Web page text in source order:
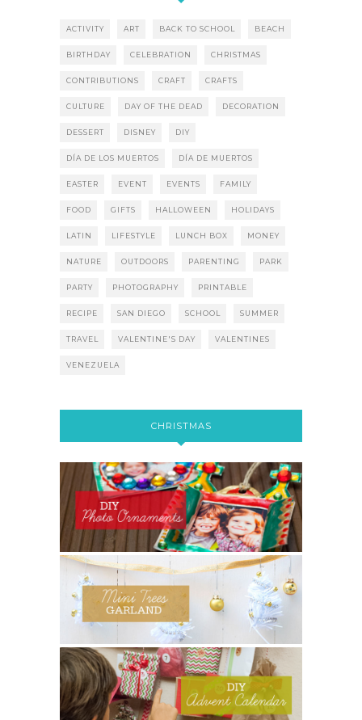
ACTIVITY ART BACK TO SCHOOL BEACH
BIRTHDAY CELEBRATION CHRISTMAS
CONTRIBUTIONS CRAFT CRAFTS
CULTURE DAY OF THE DEAD DECORATION
DESSERT DISNEY DIY
DÍA DE LOS MUERTOS DÍA DE MUERTOS
EASTER EVENT EVENTS FAMILY
FOOD GIFTS HALLOWEEN HOLIDAYS
LATIN LIFESTYLE LUNCH BOX MONEY
NATURE OUTDOORS PARENTING PARK
PARTY PHOTOGRAPHY PRINTABLE
RECIPE SAN DIEGO SCHOOL SUMMER
TRAVEL VALENTINE'S DAY VALENTINES
VENEZUELA
CHRISTMAS